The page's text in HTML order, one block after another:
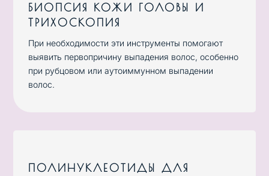
БИОПСИЯ КОЖИ ГОЛОВЫ И
ТРИХОСКОПИЯ
При необходимости эти инструменты помогают
выявить первопричину выпадения волос, особенно
при рубцовом или аутоиммунном выпадении
волос.
ПОЛИНУКЛЕОТИДЫ ДЛЯ